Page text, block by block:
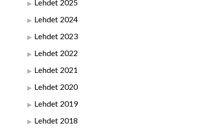
Lehdet 2025
Lehdet 2024
Lehdet 2023
Lehdet 2022
Lehdet 2021
Lehdet 2020
Lehdet 2019
Lehdet 2018